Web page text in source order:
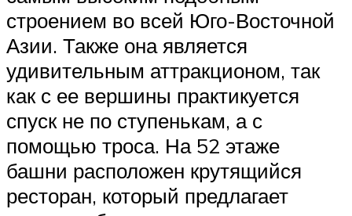
строением во всей Юго-Восточной
Азии. Также она является
удивительным аттракционом, так
как с ее вершины практикуется
спуск не по ступенькам, а с
помощью троса. На 52 этаже
башни расположен крутящийся
ресторан, который предлагает